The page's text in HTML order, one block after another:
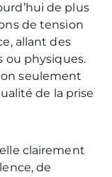
de plus
de tension
allant des
ou physiques.
seulement
de la prise
clairement
de